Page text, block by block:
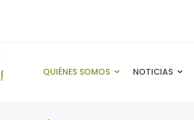
QUIÉNES SOMOS NOTICIAS